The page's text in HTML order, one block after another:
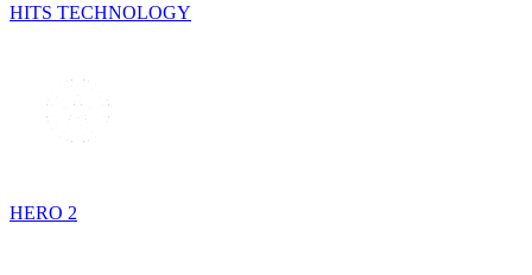
HITS TECHNOLOGY
HERO 2